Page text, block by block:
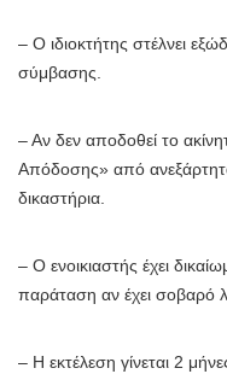
– Ο ιδιοκτήτης στέλνει
σύμβασης.
– Αν δεν αποδοθεί το
Απόδοσης» από
δικαστήρια.
– Ο ενοικιαστής έχει
παράταση αν έχει σοβαρό
– Η εκτέλεση γίνεται 2